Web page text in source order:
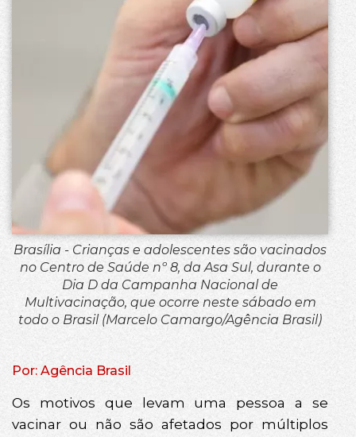
Brasília - Crianças e adolescentes são vacinados
no Centro de Saúde nº 8, da Asa Sul, durante o
Dia D da Campanha Nacional de
Multivacinação, que ocorre neste sábado em
todo o Brasil (Marcelo Camargo/Agência Brasil)
Por: Agência Brasil
Os motivos que levam uma pessoa a se
vacinar ou não são afetados por múltiplos